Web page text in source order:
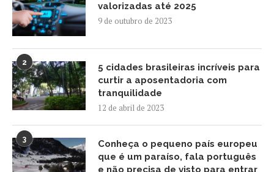
valorizadas até 2025
9 de outubro de 2023
2
5 cidades brasileiras incríveis para
curtir a aposentadoria com
tranquilidade
12 de abril de 2023
3
Conheça o pequeno país europeu
que é um paraíso, fala português
e não precisa de visto para entrar